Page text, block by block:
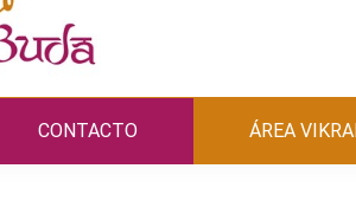
CONTACTO ÁREA